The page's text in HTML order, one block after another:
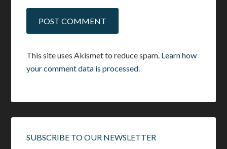
This site uses Akismet to reduce spam. Learn how
your comment data is processed.
SUBSCRIBE TO OUR NEWSLETTER